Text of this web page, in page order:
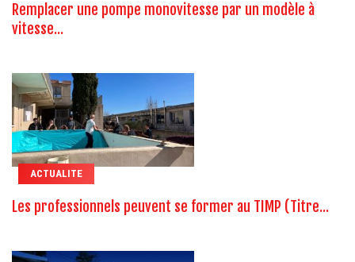
Remplacer une pompe monovitesse par un modèle à
vitesse...
ACTUALITE
Les professionnels peuvent se former au TIMP (Titre...